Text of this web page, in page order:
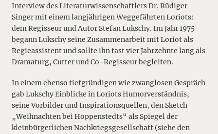
Interview des Literaturwissenschaftlers Dr. Rüdiger
Singer mit einem langjährigen Weggefährten Loriots:
dem Regisseur und Autor Stefan Lukschy. Im Jahr 1975
begann Lukschy seine Zusammenarbeit mit Loriot als
Regieassistent und sollte ihn fast vier Jahrzehnte lang als
Dramaturg, Cutter und Co-Regisseur begleiten.
In einem ebenso tiefgründigen wie zwanglosen Gespräch
gab Lukschy Einblicke in Loriots Humorverständnis,
seine Vorbilder und Inspirationsquellen, den Sketch
„Weihnachten bei Hoppenstedts“ als Spiegel der
kleinbürgerlichen Nachkriegsgesellschaft (siehe den